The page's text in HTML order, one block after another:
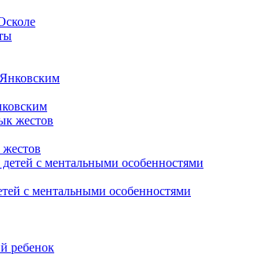
с ментальными особенностями